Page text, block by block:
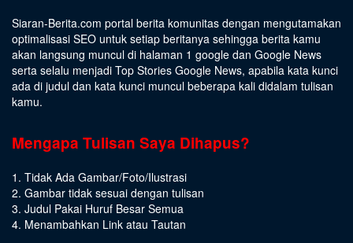
Siaran-Berita.com portal berita komunitas dengan mengutamakan
optimalisasi SEO untuk setiap beritanya sehingga berita kamu
akan langsung muncul di halaman 1 google dan Google News
serta selalu menjadi Top Stories Google News, apabila kata kunci
ada di judul dan kata kunci muncul beberapa kali didalam tulisan
kamu.
Mengapa Tulisan Saya Dihapus?
1. Tidak Ada Gambar/Foto/Ilustrasi
2. Gambar tidak sesuai dengan tulisan
3. Judul Pakai Huruf Besar Semua
4. Menambahkan Link atau Tautan